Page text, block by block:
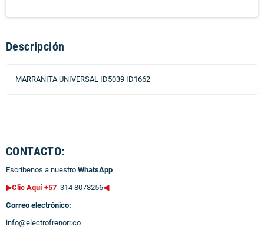
Descripción
MARRANITA UNIVERSAL ID5039 ID1662
CONTACTO:
Escríbenos a nuestro WhatsApp
▶Clic Aquí +57 314 8078256◀
Correo electrónico:
info@electrofrenorr.co